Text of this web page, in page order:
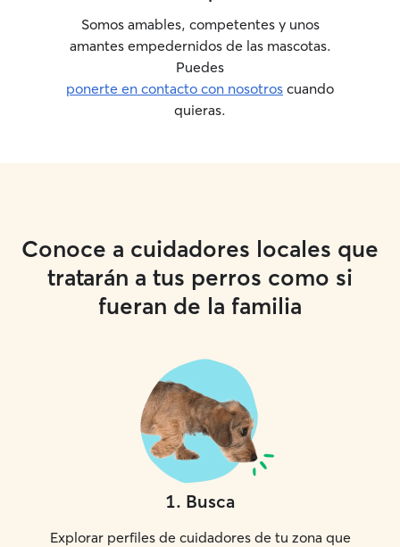
Somos amables, competentes y unos
amantes empedernidos de las mascotas.
Puedes
ponerte en contacto con nosotros cuando
quieras.
Conoce a cuidadores locales que
tratarán a tus perros como si
fueran de la familia
1. Busca
Explorar perfiles de cuidadores de tu zona que